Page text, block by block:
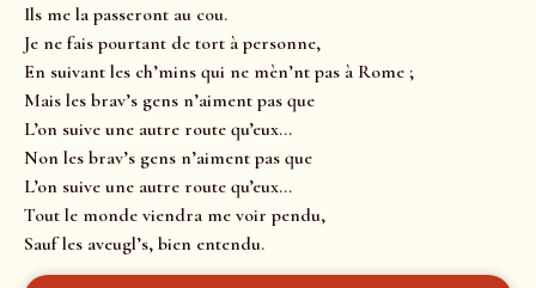
Ils me la passeront au cou.
Je ne fais pourtant de tort à personne,
En suivant les ch’mins qui ne mèn’nt pas à Rome ;
Mais les brav’s gens n’aiment pas que
L’on suive une autre route qu’eux…
Non les brav’s gens n’aiment pas que
L’on suive une autre route qu’eux…
Tout le monde viendra me voir pendu,
Sauf les aveugl’s, bien entendu.